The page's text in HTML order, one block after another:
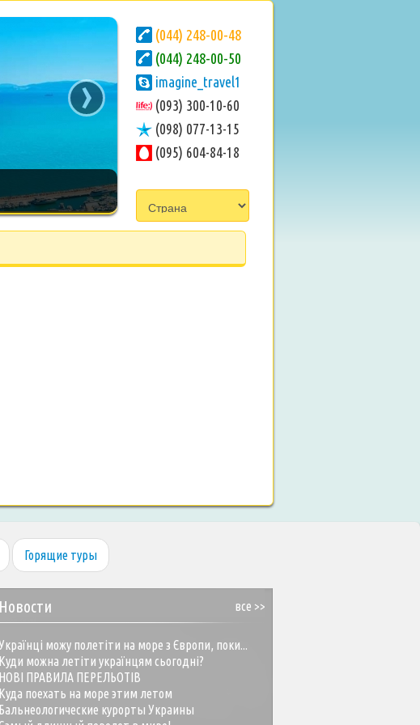
›
(044) 248-00-48
(044) 248-00-50
imagine_travel1
(093) 300-10-60
(098) 077-13-15
(095) 604-84-18
Горящие туры
все >>
Новости
можу полетіти на море з Європи, поки...
Куди можна летіти українцям сьогодні?
НОВІ ПРАВИЛА ПЕРЕЛЬОТІВ
Куда поехать на море этим летом
Бальнеологические курорты Украины